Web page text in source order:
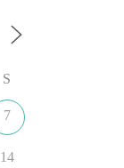
S
7
14